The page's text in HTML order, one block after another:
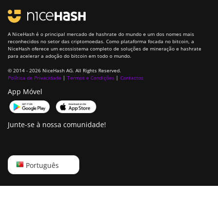
A NiceHash é o principal mercado de hashrate do mundo e um dos nomes mais
reconhecidos no setor das criptomoedas. Como plataforma focada no bitcoin, a
NiceHash oferece um ecossistema completo de soluções de mineração e hashrate
para acelerar a adoção do bitcoin em todo o mundo.
© 2014 - 2026 NiceHash AG. All Rights Reserved.
Política de Privacidade | Termos e Condições | Contactos
App Móvel
Junte-se à nossa comunidade!
Português
English